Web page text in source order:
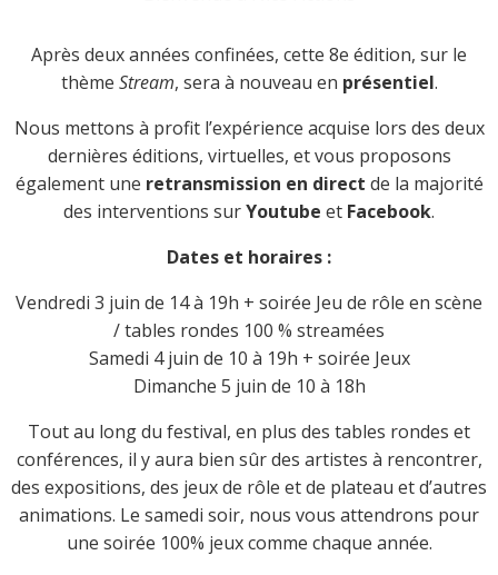
Après deux années confinées, cette 8e édition, sur le
thème Stream, sera à nouveau en présentiel.
Nous mettons à profit l’expérience acquise lors des deux
dernières éditions, virtuelles, et vous proposons
également une retransmission en direct de la majorité
des interventions surYoutube et Facebook.
Dates et horaires :
Vendredi 3 juin de 14 à 19h + soirée Jeu de rôle en scène
/ tables rondes 100 % streamées
Samedi 4 juin de 10 à 19h + soirée Jeux
Dimanche 5 juin de 10 à 18h
Tout au long du festival, en plus des tables rondes et
conférences, il y aura bien sûr des artistes à rencontrer,
des expositions, des jeux de rôle et de plateau et d’autres
animations. Le samedi soir, nous vous attendrons pour
une soirée 100% jeux comme chaque année.